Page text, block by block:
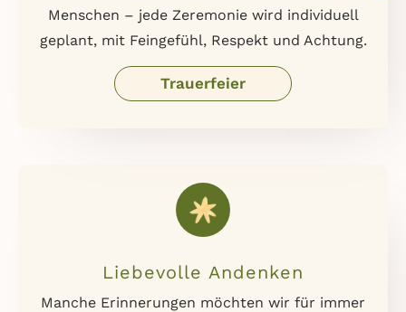
Menschen – jede Zeremonie wird individuell
geplant, mit Feingefühl, Respekt und Achtung.
Trauerfeier
Liebevolle Andenken
Manche Erinnerungen möchten wir für immer